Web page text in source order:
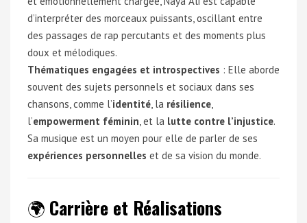
d’interpréter des morceaux puissants, oscillant entre
des passages de rap percutants et des moments plus
doux et mélodiques.
Thématiques engagées et introspectives : Elle aborde
souvent des sujets personnels et sociaux dans ses
chansons, comme l’identité, la résilience,
l’empowerment féminin, et la lutte contre l’injustice.
Sa musique est un moyen pour elle de parler de ses
expériences personnelles et de sa vision du monde.
🌍 Carrière et Réalisations